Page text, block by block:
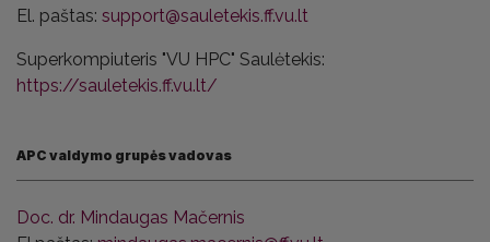
El. paštas: support@sauletekis.ff.vu.lt
Superkompiuteris "VU HPC" Saulėtekis:
https://sauletekis.ff.vu.lt/
APC valdymo grupės vadovas
Doc. dr. Mindaugas Mačernis